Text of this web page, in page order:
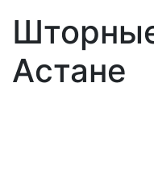
Астане